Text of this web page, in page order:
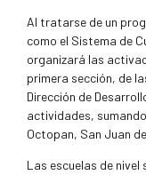
Al tratarse de un
como el Sistema de
organizará las
primera sección, de
Dirección de
actividades,
Octopan, San Juan
Las escuelas de